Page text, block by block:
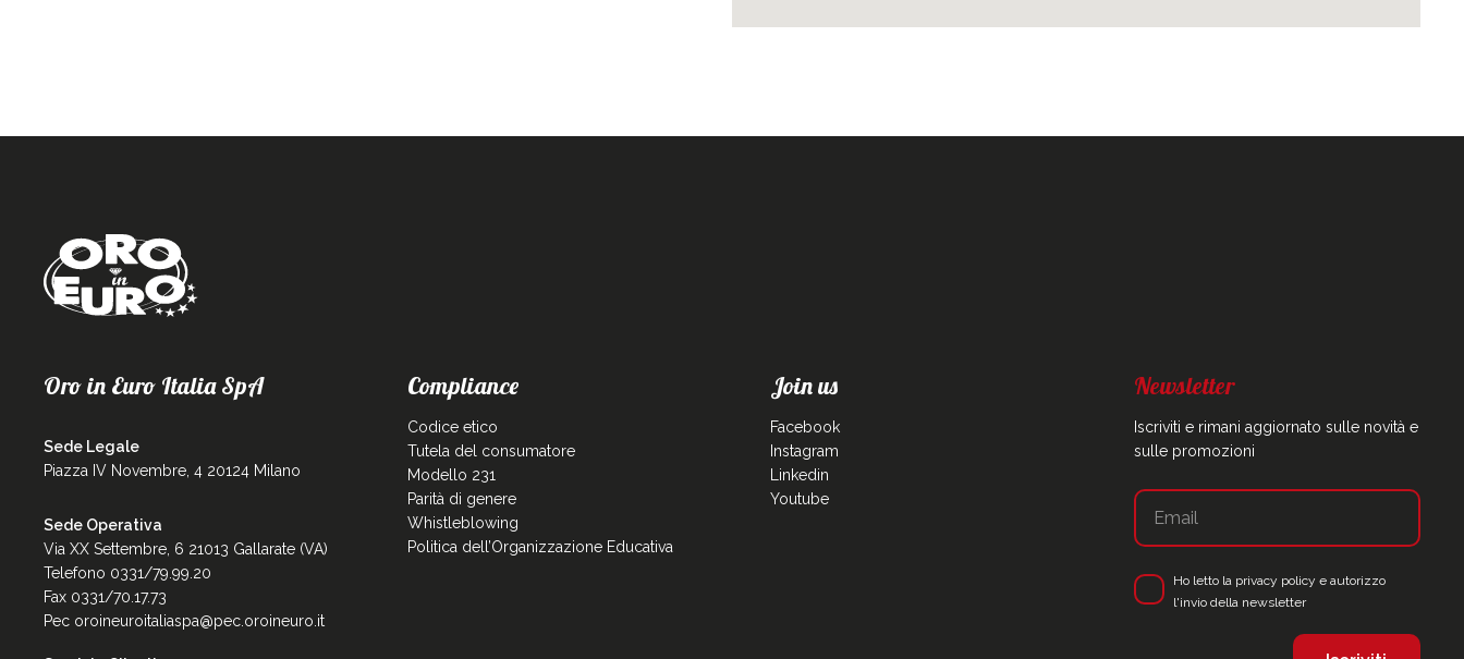
Oro in Euro Italia SpA
Sede Legale
Piazza IV Novembre, 4 20124 Milano
Sede Operativa
Via XX Settembre, 6 21013 Gallarate (VA)
Telefono 0331/79.99.20
Fax 0331/70.17.73
Pec oroineuroitaliaspa@pec.oroineuro.it
Compliance
Codice etico
Tutela del consumatore
Modello 231
Parità di genere
Whistleblowing
Politica dell’Organizzazione Educativa
Join us
Facebook
Instagram
Linkedin
Youtube
Newsletter
Iscriviti e rimani aggiornato sulle novità e
sulle promozioni
Ho letto la privacy policy e autorizzo
l'invio della newsletter